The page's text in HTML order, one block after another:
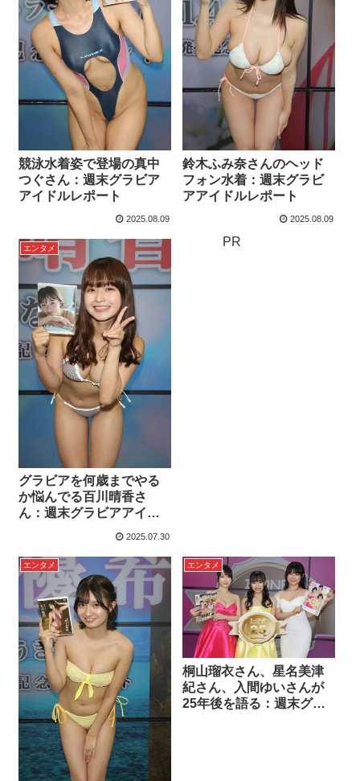
競泳水着姿で登場の真中
つぐさん：週末グラビア
アイドルレポート
2025.08.09
鈴木ふみ奈さんのヘッド
フォン水着：週末グラビ
アアイドルレポート
2025.08.09
エンタメ
グラビアを何歳までやる
か悩んでる百川晴香さ
ん：週末グラビアアイド
2025.07.30
PR
エンタメ エンタメ
桐山瑠衣さん、星名美津
紀さん、入間ゆいさんが
25年後を語る：週末グラ